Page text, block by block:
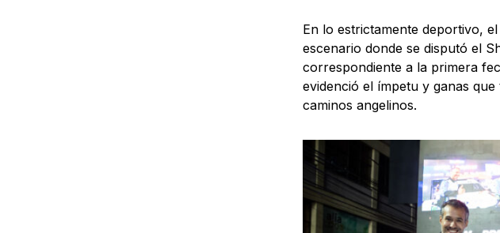
En lo estrictamente deportivo,
escenario donde se disputó el
correspondiente a la primera
evidenció el ímpetu y ganas
caminos angelinos.